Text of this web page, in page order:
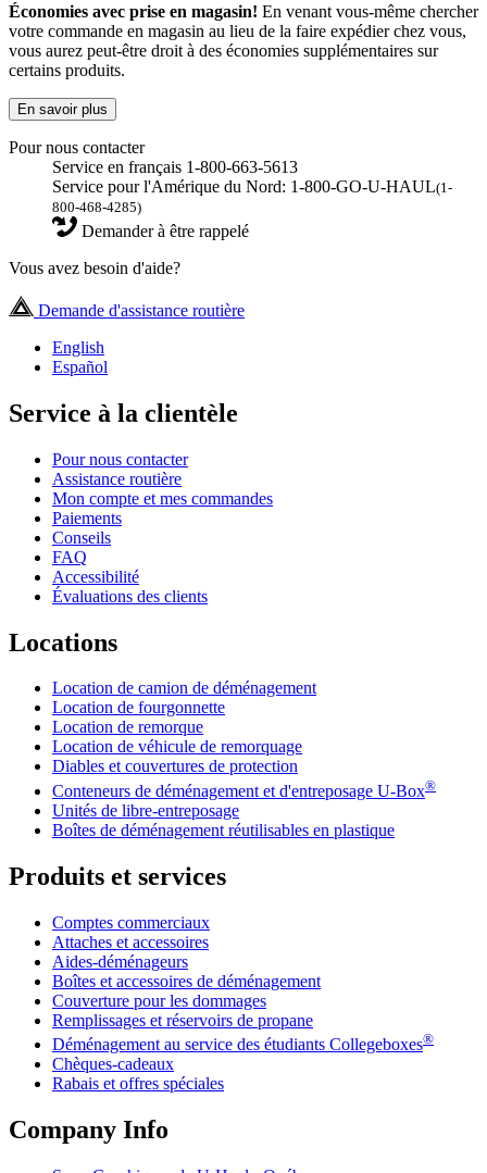
Économies avec prise en magasin! En venant vous-même chercher
votre commande en magasin au lieu de la faire expédier chez vous,
vous aurez peut-être droit à des économies supplémentaires sur
certains produits.
En savoir plus
Pour nous contacter
Service en français 1-800-663-5613
Service pour l'Amérique du Nord: 1-800-GO-U-HAUL(1-
800-468-4285)
Demander à être rappelé
Vous avez besoin d'aide?
Demande d'assistance routière
English
Español
Service à la clientèle
Pour nous contacter
Assistance routière
Mon compte et mes commandes
Paiements
Conseils
FAQ
Accessibilité
Évaluations des clients
Locations
Location de camion de déménagement
Location de fourgonnette
Location de remorque
Location de véhicule de remorquage
Diables et couvertures de protection
Conteneurs de déménagement et d'entreposage U-Box®
Unités de libre-entreposage
Boîtes de déménagement réutilisables en plastique
Produits et services
Comptes commerciaux
Attaches et accessoires
Aides-déménageurs
Boîtes et accessoires de déménagement
Couverture pour les dommages
Remplissages et réservoirs de propane
Déménagement au service des étudiants Collegeboxes®
Chèques-cadeaux
Rabais et offres spéciales
Company Info